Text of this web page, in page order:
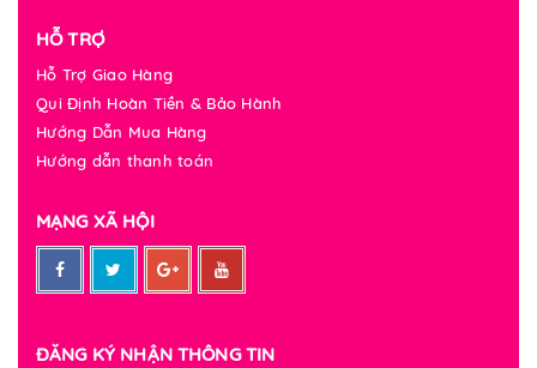
HỖ TRỢ
Hỗ Trợ Giao Hàng
Qui Định Hoàn Tiền & Bảo Hành
Hướng Dẫn Mua Hàng
Hướng dẫn thanh toán
MẠNG XÃ HỘI
ĐĂNG KÝ NHẬN THÔNG TIN